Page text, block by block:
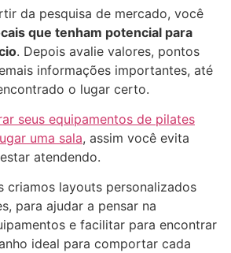
da pesquisa de mercado, você
que tenham potencial para
. Depois avalie valores, pontos
informações importantes, até
o lugar certo.
seus equipamentos de pilates
uma sala, assim você evita
atendendo.
criamos layouts personalizados
para ajudar a pensar na
e facilitar para encontrar
ideal para comportar cada